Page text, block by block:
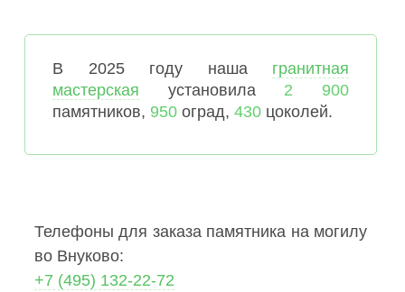
В 2025 году наша гранитная
мастерская установила 2 900
памятников, 950 оград, 430 цоколей.
Телефоны для заказа памятника на могилу
во Внуково:
+7 (495) 132-22-72